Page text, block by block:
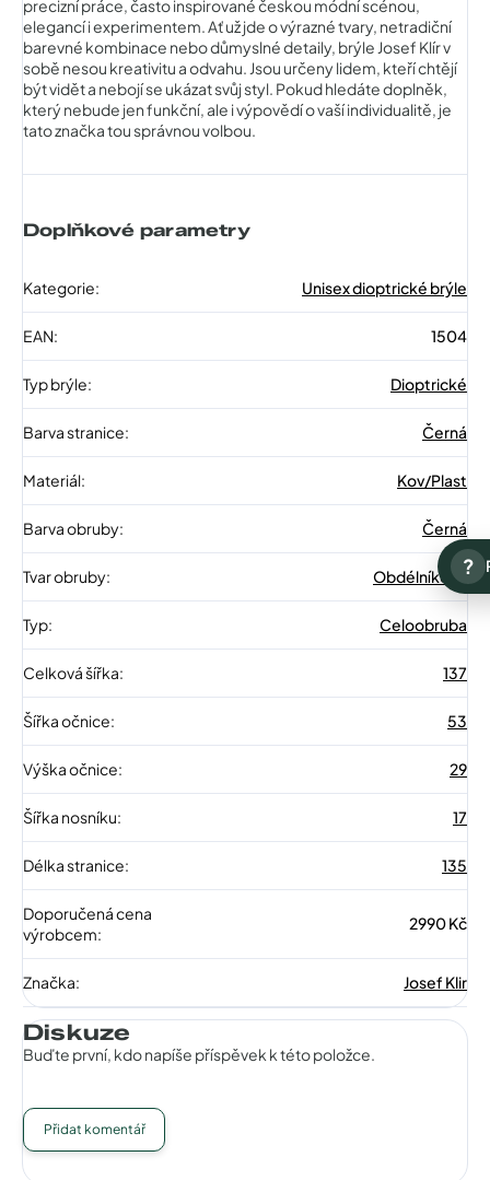
precizní práce, často inspirované českou módní scénou,
elegancí i experimentem. Ať už jde o výrazné tvary, netradiční
barevné kombinace nebo důmyslné detaily, brýle Josef Klír v
sobě nesou kreativitu a odvahu. Jsou určeny lidem, kteří chtějí
být vidět a nebojí se ukázat svůj styl. Pokud hledáte doplněk,
který nebude jen funkční, ale i výpovědí o vaší individualitě, je
tato značka tou správnou volbou.
Doplňkové parametry
Kategorie: Unisex dioptrické brýle
EAN: 1504
Typ brýle: Dioptrické
Barva stranice: Černá
Materiál: Kov/Plast
Barva obruby: Černá
Tvar obruby: Obdélníkové
Typ: Celoobruba
Celková šířka: 137
Šířka očnice: 53
Výška očnice: 29
Šířka nosníku: 17
Délka stranice: 135
Doporučená cena
výrobcem:
2990 Kč
Značka: Josef Klir
Diskuze
Buďte první, kdo napíše příspěvek k této položce.
Přidat komentář
?